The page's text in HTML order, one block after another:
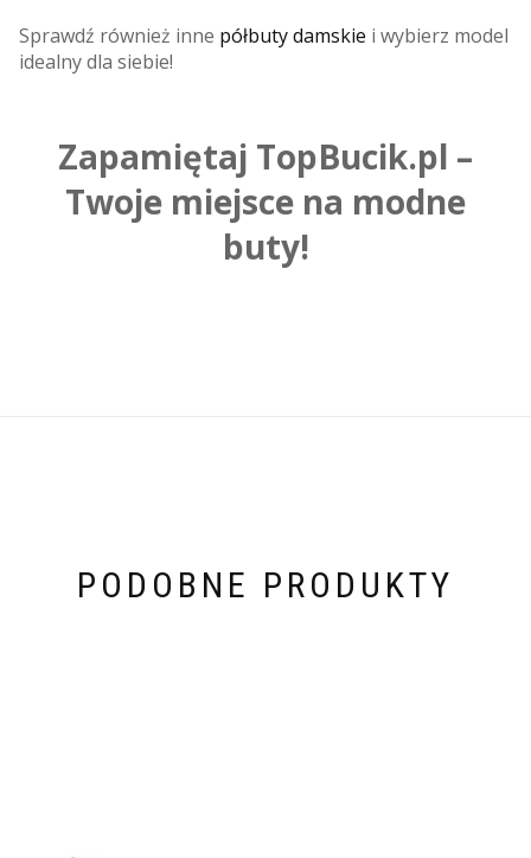
Sprawdź również inne półbuty damskie i wybierz model
idealny dla siebie!
Zapamiętaj TopBucik.pl –
Twoje miejsce na modne
buty!
PODOBNE PRODUKTY